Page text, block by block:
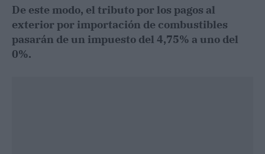
De este modo, el tributo por los pagos al
exterior por importación de combustibles
pasarán de un impuesto del 4,75% a uno del
0%.